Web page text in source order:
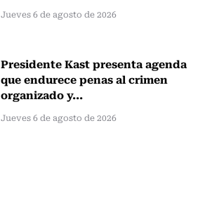
Jueves 6 de agosto de 2026
Presidente Kast presenta agenda
que endurece penas al crimen
organizado y...
Jueves 6 de agosto de 2026